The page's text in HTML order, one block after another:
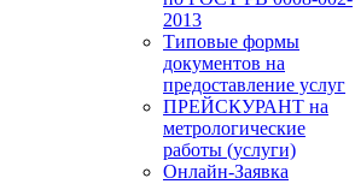
2013
Типовые формы
документов на
предоставление услуг
ПРЕЙСКУРАНТ на
метрологические
работы (услуги)
Онлайн-Заявка